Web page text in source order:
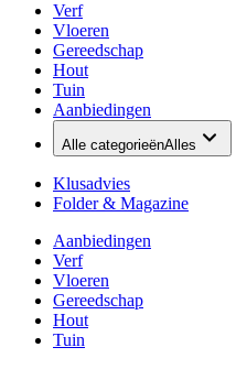
Verf
Vloeren
Gereedschap
Hout
Tuin
Aanbiedingen
Alle categorieënAlles
Klusadvies
Folder & Magazine
Aanbiedingen
Verf
Vloeren
Gereedschap
Hout
Tuin